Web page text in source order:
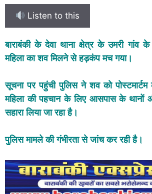
Listen to this
बाराबंकी के देवा थाना क्षेत्र के उमरी गांव
महिला का शव मिलने से हड़कंप मच गया।
सूचना पर पहुंची पुलिस ने शव को
महिला की पहचान के लिए आसपास के थानों
सहारा लिया जा रहा है।
पुलिस मामले की गंभीरता से जांच कर रही है।